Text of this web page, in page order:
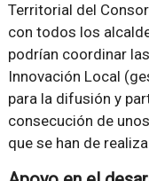
Territorial del
con todos los
podrían coordinar
Innovación Local
para la difusión y
consecución de
que se han de